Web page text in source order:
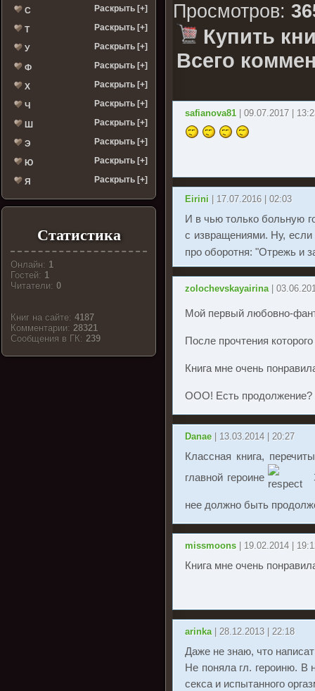
С Раскрыть [+]
Т Раскрыть [+]
У Раскрыть [+]
Ф Раскрыть [+]
Х Раскрыть [+]
Ч Раскрыть [+]
Ш Раскрыть [+]
Э Раскрыть [+]
Ю Раскрыть [+]
Я Раскрыть [+]
Статистика
Онлайн: 1
Гостей: 1
Читатели:0
Книг на сайте:4187
Комментарии:28321
Cообщения в ГК:239
Просмотров:
Купить
Всего
safianova81 | 09.07.2017 |
Eirini | 17.07.2016 | 02:03
И в чью только больную
с извращениями. Ну, если
про оборотня: "Отрежь и
zolochevskayairina |
Мой первый любовно-
После прочтения
Книга мне очень
ООО! Есть
Danae | 13.03.2014 | 20:27
Классная книга,
главной героине
нее должно быть
missmoons | 19.02.2014 |
Книга мне очень
arinka | 28.12.2013 | 22:18
Даже не знаю, что
Не поняла гл. героиню. В
секса и испытанного